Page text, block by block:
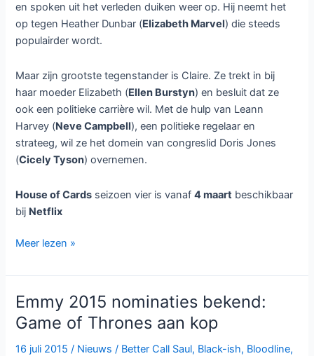
en spoken uit het verleden duiken weer op. Hij neemt het
op tegen Heather Dunbar (Elizabeth Marvel) die steeds
populairder wordt.
Maar zijn grootste tegenstander is Claire. Ze trekt in bij
haar moeder Elizabeth (Ellen Burstyn) en besluit dat ze
ook een politieke carrière wil. Met de hulp van Leann
Harvey (Neve Campbell), een politieke regelaar en
strateeg, wil ze het domein van congreslid Doris Jones
(Cicely Tyson) overnemen.
House of Cards seizoen vier is vanaf4 maart beschikbaar
bij Netflix
Vierde
House
of
Cards
bij
Netflix
Meer lezen »
Emmy 2015 nominaties bekend:
Game of Thrones aan kop
16 juli 2015/ Nieuws / Better Call Saul, Black-ish, Bloodline,